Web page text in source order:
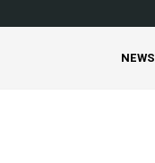
NEWS